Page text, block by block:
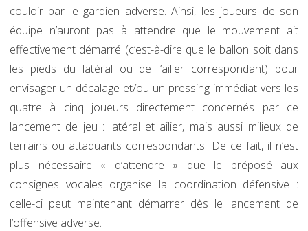
couloir par le gardien adverse. Ainsi, les joueurs de son
équipe n’auront pas à attendre que le mouvement ait
effectivement démarré (c’est-à-dire que le ballon soit dans
les pieds du latéral ou de l’ailier correspondant) pour
envisager un décalage et/ou un pressing immédiat vers les
quatre à cinq joueurs directement concernés par ce
lancement de jeu : latéral et ailier, mais aussi milieux de
terrains ou attaquants correspondants. De ce fait, il n’est
plus nécessaire « d’attendre » que le préposé aux
consignes vocales organise la coordination défensive :
celle-ci peut maintenant démarrer dès le lancement de
l’offensive adverse.